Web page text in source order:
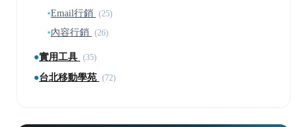
▪Email行銷 (25)
▪內容行銷 (26)
●實用工具 (35)
●台北移動學苑 (72)